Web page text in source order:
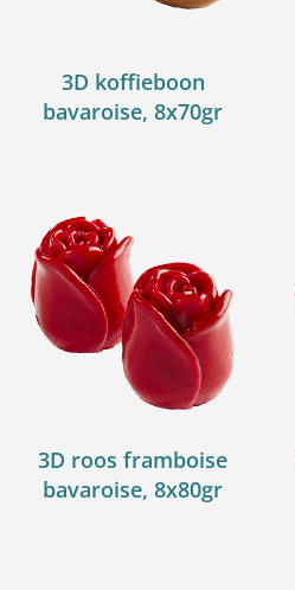
3D koffieboon
bavaroise, 8x70gr
3D roos framboise
bavaroise, 8x80gr